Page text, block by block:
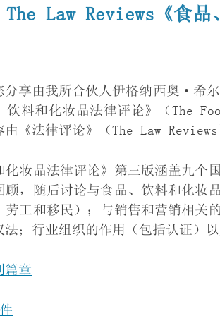
The Law Reviews《食
分享由我所合伙人伊格纳西奥·
饮料和化妆品法律评论》（The
由《法律评论》（The Law
化妆品法律评论》第三版涵盖九
顾，随后讨论与食品、饮料和化妆
劳工和移民）；与销售和营销相关
法；行业组织的作用（包括认证）
篇章